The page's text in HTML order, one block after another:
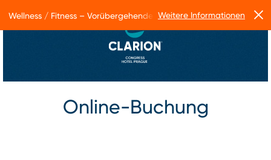
Online-Buchung
Wellness / Fitness – Vorübergehende Betriebseinschränkungen
Weitere Informationen